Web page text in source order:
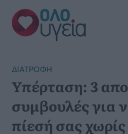
Μετάβαση
στο
περιεχόμενο
ΔΙΑΤΡΟΦΉ
Υπέρταση: 3
συμβουλές για
πίεσή σας